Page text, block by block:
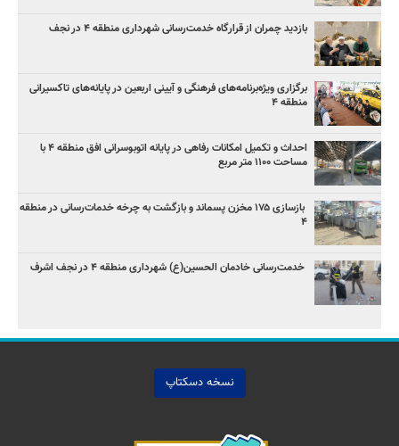
بازدید چمران از قرارگاه خدمت‌رسانی شهرداری منطقه ۴ در نجف
برگزاری ویژه‌برنامه‌های فرهنگی و آیینی اربعین در پایانه‌های تاکسیرانی
منطقه ۴
احداث و تکمیل امکانات رفاهی در پایانه اتوبوسرانی افق منطقه ۴ با
مساحت ۱۱۰۰ متر مربع
بازسازی ۱۷۵ مخزن پسماند و بازگشت به چرخه خدمات‌رسانی در منطقه
۴
خدمت‌رسانی خادمان الحسین(ع) شهرداری منطقه ۴ در نجف اشرف
نسخه دسکتاپ